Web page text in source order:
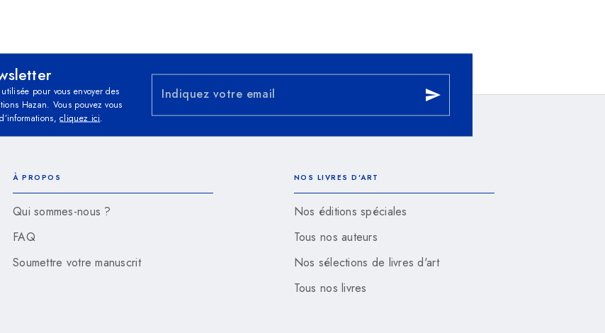
pour vous envoyer des
Hazan. Vous pouvez vous
cliquez ici.
Indiquez votre email send
À PROPOS
Qui sommes-nous ?
FAQ
Soumettre votre manuscrit
NOS LIVRES D'ART
Nos éditions spéciales
Tous nos auteurs
Nos sélections de livres d'art
Tous nos livres